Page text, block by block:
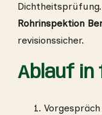
Rohrinspektion
revisionssicher.
Ablauf